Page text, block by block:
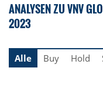
ANALYSEN ZU VNV
2023
Alle
Buy Hold